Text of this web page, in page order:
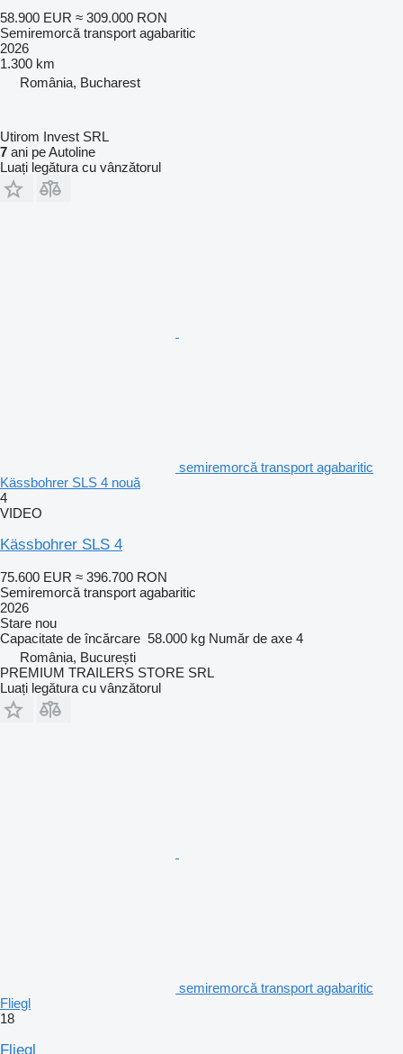
58.900 EUR ≈ 309.000 RON
Semiremorcă transport agabaritic
2026
1.300 km
România, Bucharest
Utirom Invest SRL
7 ani pe Autoline
Luați legătura cu vânzătorul
semiremorcă transport agabaritic
Kässbohrer SLS 4 nouă
4
VIDEO
Kässbohrer SLS 4
75.600 EUR ≈ 396.700 RON
Semiremorcă transport agabaritic
2026
Stare nou
Capacitate de încărcare 58.000 kg Număr de axe 4
România, București
PREMIUM TRAILERS STORE SRL
Luați legătura cu vânzătorul
semiremorcă transport agabaritic
Fliegl
18
Fliegl